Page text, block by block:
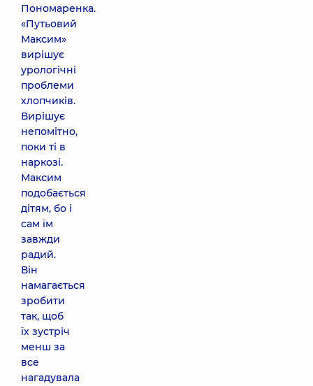
Пономаренка.
«Путьовий
Максим»
вирішує
урологічні
проблеми
хлопчиків.
Вирішує
непомітно,
поки ті в
наркозі.
Максим
подобається
дітям, бо і
сам їм
завжди
радий.
Він
намагається
зробити
так, щоб
їх зустріч
менш за
все
нагадувала